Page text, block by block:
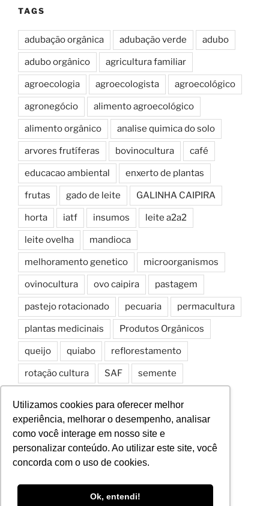
Utilizamos cookies para oferecer melhor
experiência, melhorar o desempenho, analisar
como você interage em nosso site e
personalizar conteúdo. Ao utilizar este site, você
concorda com o uso de cookies.
Ok, entendi!
TAGS
adubação orgânica adubação verde adubo
adubo orgânico agricultura familiar
agroecologia agroecologista agroecológico
agronegócio alimento agroecológico
alimento orgânico analise quimica do solo
arvores frutíferas bovinocultura café
educacao ambiental enxerto de plantas
frutas gado de leite GALINHA CAIPIRA
horta iatf insumos leite a2a2
leite ovelha mandioca
melhoramento genetico microorganismos
ovinocultura ovo caipira pastagem
pastejo rotacionado pecuaria permacultura
plantas medicinais Produtos Orgânicos
queijo quiabo reflorestamento
rotação cultura SAF semente
Facebook YouTube Instagram
Sítio Pema Agroecológico © 2026Todos os direitos
Política de Privacidade